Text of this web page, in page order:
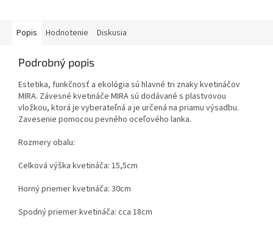
Popis Hodnotenie Diskusia
Podrobný popis
Estetika, funkčnosť a ekológia sú hlavné tri znaky kvetináčov
MIRA. Závesné kvetináče MIRA sú dodávané s plastvovou
vložkou, ktorá je vyberateľná a je určená na priamu výsadbu.
Zavesenie pomocou pevného oceľového lanka.
Rozmery obalu:
Celková výška kvetináča: 15,5cm
Horný priemer kvetináča: 30cm
Spodný priemer kvetináča: cca 18cm